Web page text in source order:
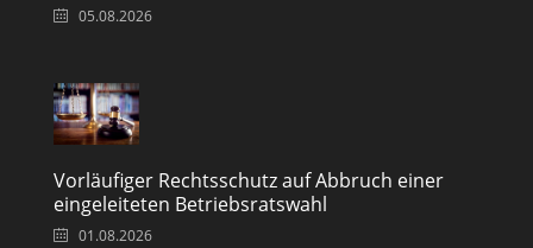
05.08.2026
Vorläufiger Rechtsschutz auf Abbruch einer
eingeleiteten Betriebsratswahl
01.08.2026